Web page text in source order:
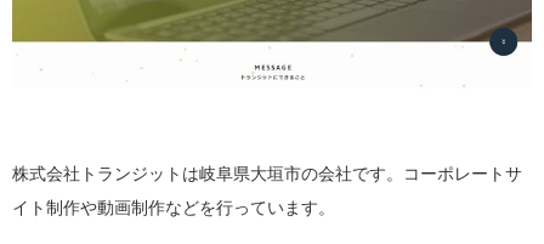
株式会社トランジットは岐阜県大垣市の会社です。コーポレートサ
イト制作や動画制作などを行っています。